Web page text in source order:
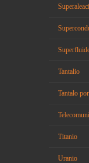
Tantalio
Tantalo
Titanio
Uranio